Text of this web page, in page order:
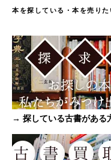
本を探している・本を売りた
→ 探している古書がある